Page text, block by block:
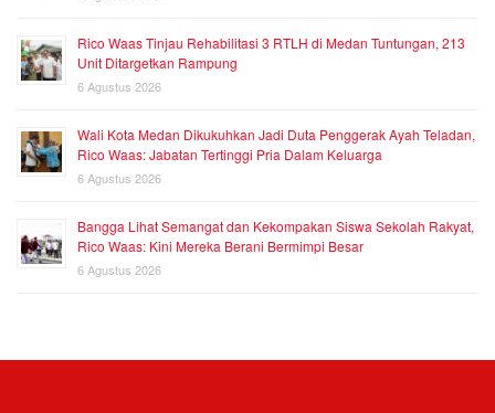
Rico Waas Tinjau Rehabilitasi 3 RTLH di Medan Tuntungan, 213
Unit Ditargetkan Rampung
6 Agustus 2026
Wali Kota Medan Dikukuhkan Jadi Duta Penggerak Ayah Teladan,
Rico Waas: Jabatan Tertinggi Pria Dalam Keluarga
6 Agustus 2026
Bangga Lihat Semangat dan Kekompakan Siswa Sekolah Rakyat,
Rico Waas: Kini Mereka Berani Bermimpi Besar
6 Agustus 2026